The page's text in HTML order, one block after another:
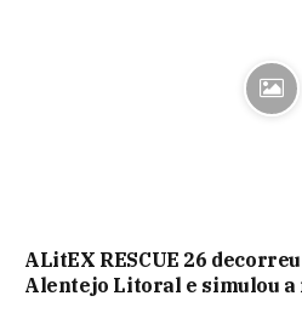
ALitEX RESCUE 26
Alentejo Litoral e simulou a